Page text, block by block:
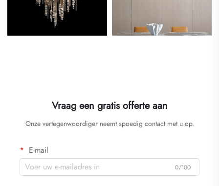
Vraag een gratis offerte aan
Onze vertegenwoordiger neemt spoedig contact met u op.
E-mail
0/100